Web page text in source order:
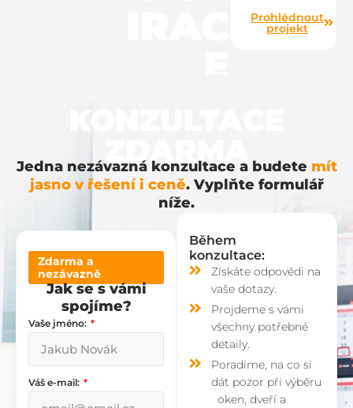
Prohlédnout
projekt
ZDARMA
Jedna nezávazná konzultace a budete mít
jasno v řešení i ceně. Vyplňte formulář
níže.
Zdarma a
nezávazně
Jak se s vámi
spojíme?
Vaše jméno:
Váš e-mail:
Během
konzultace:
Získáte odpovědi na
vaše dotazy.
Projdeme s vámi
všechny potřebné
detaily.
Poradíme, na co si
dát pozor při výběru
oken, dveří a